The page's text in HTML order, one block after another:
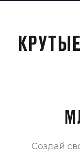
Создай